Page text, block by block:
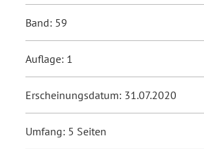
Band: 59
Auflage: 1
Erscheinungsdatum: 31.07.2020
Umfang: 5 Seiten